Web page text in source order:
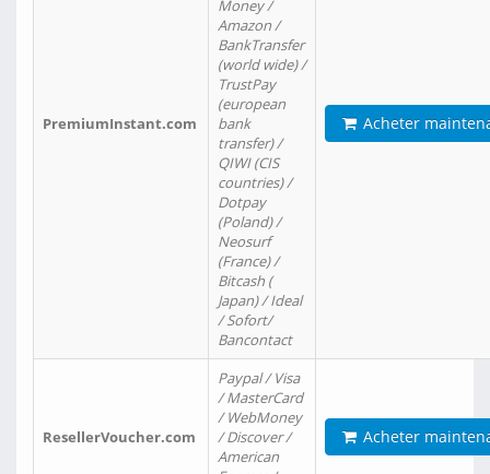
PremiumInstant.com
Money /
Amazon /
BankTransfer
(world wide) /
TrustPay
(european
bank
transfer) /
QIWI (CIS
countries) /
Dotpay
(Poland) /
Neosurf
(France) /
Bitcash (
Japan) / Ideal
/ Sofort/
Bancontact
Acheter
ResellerVoucher.com
Paypal / Visa
/ MasterCard
/ WebMoney
/ Discover /
American
Acheter